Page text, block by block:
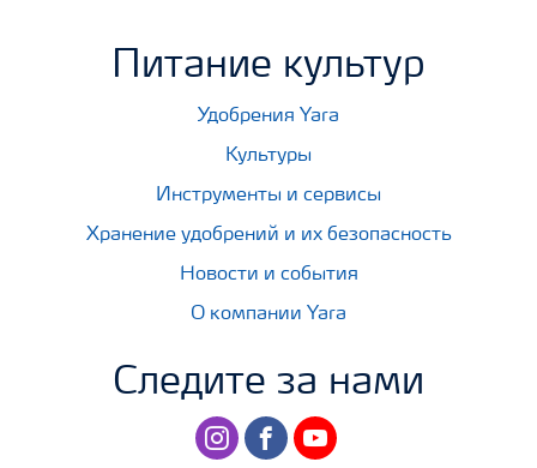
Питание культур
Удобрения Yara
Культуры
Инструменты и сервисы
Хранение удобрений и их безопасность
Новости и события
О компании Yara
Следите за нами
instagramfacebookyoutube